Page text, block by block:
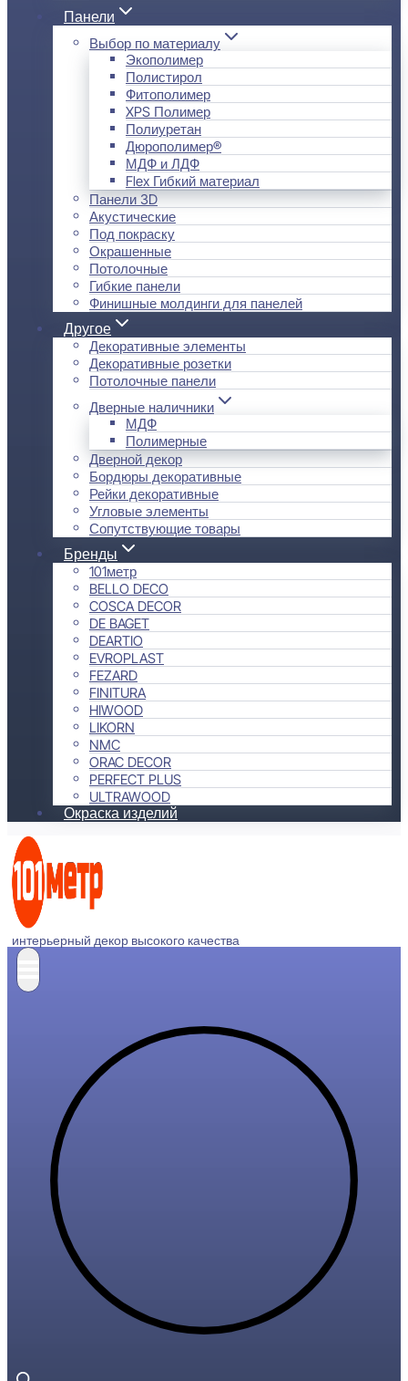
Панели
Выбор по материалу
Экополимер
Полистирол
Фитополимер
XPS Полимер
Полиуретан
Дюрополимер®
МДФ и ЛДФ
Flex Гибкий материал
Панели 3D
Акустические
Под покраску
Окрашенные
Потолочные
Гибкие панели
Финишные молдинги для панелей
Другое
Декоративные элементы
Декоративные розетки
Потолочные панели
Дверные наличники
МДФ
Полимерные
Дверной декор
Бордюры декоративные
Рейки декоративные
Угловые элементы
Сопутствующие товары
Бренды
101метр
BELLO DECO
COSCA DECOR
DE BAGET
DEARTIO
EVROPLAST
FEZARD
FINITURA
HIWOOD
LIKORN
NMC
ORAC DECOR
PERFECT PLUS
ULTRAWOOD
Окраска изделий
интерьерный декор высокого качества